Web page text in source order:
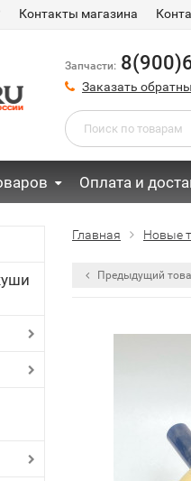
Контакты магазина
Запчасти:
Заказать
Оплата и
Главная Новые
Предыдущий